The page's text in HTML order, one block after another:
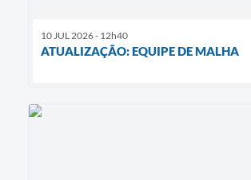
10 JUL 2026 - 12h40
ATUALIZAÇÃO: EQUIPE DE MALHA